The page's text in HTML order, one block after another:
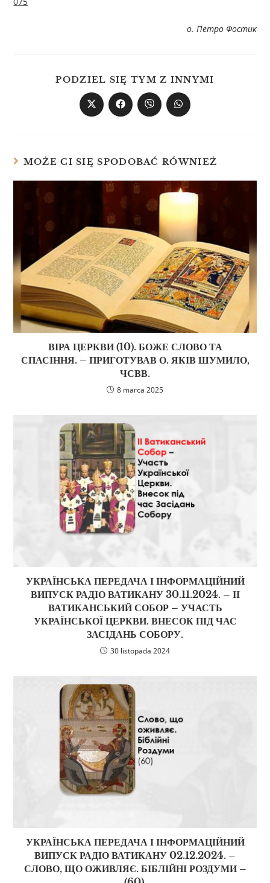
о. Петро Фостик
PODZIEL SIĘ TYM Z INNYMI
MOŻE CI SIĘ SPODOBAĆ RÓWNIEŻ
ВІРА ЦЕРКВИ (10). БОЖЕ СЛОВО ТА
СПАСІННЯ. – ПРИГОТУВАВ О. ЯКІВ ШУМИЛО,
ЧСВВ.
8 marca 2025
УКРАЇНСЬКА ПЕРЕДАЧА І ІНФОРМАЦІЙНИЙ
ВИПУСК РАДІО ВАТИКАНУ 30.11.2024. – ІІ
ВАТИКАНСЬКИЙ СОБОР – УЧАСТЬ
УКРАЇНСЬКОЇ ЦЕРКВИ. ВНЕСОК ПІД ЧАС
ЗАСІДАНЬ СОБОРУ.
30 listopada 2024
УКРАЇНСЬКА ПЕРЕДАЧА І ІНФОРМАЦІЙНИЙ
ВИПУСК РАДІО ВАТИКАНУ 02.12.2024. –
СЛОВО, ЩО ОЖИВЛЯЄ. БІБЛІЙНІ РОЗДУМИ –